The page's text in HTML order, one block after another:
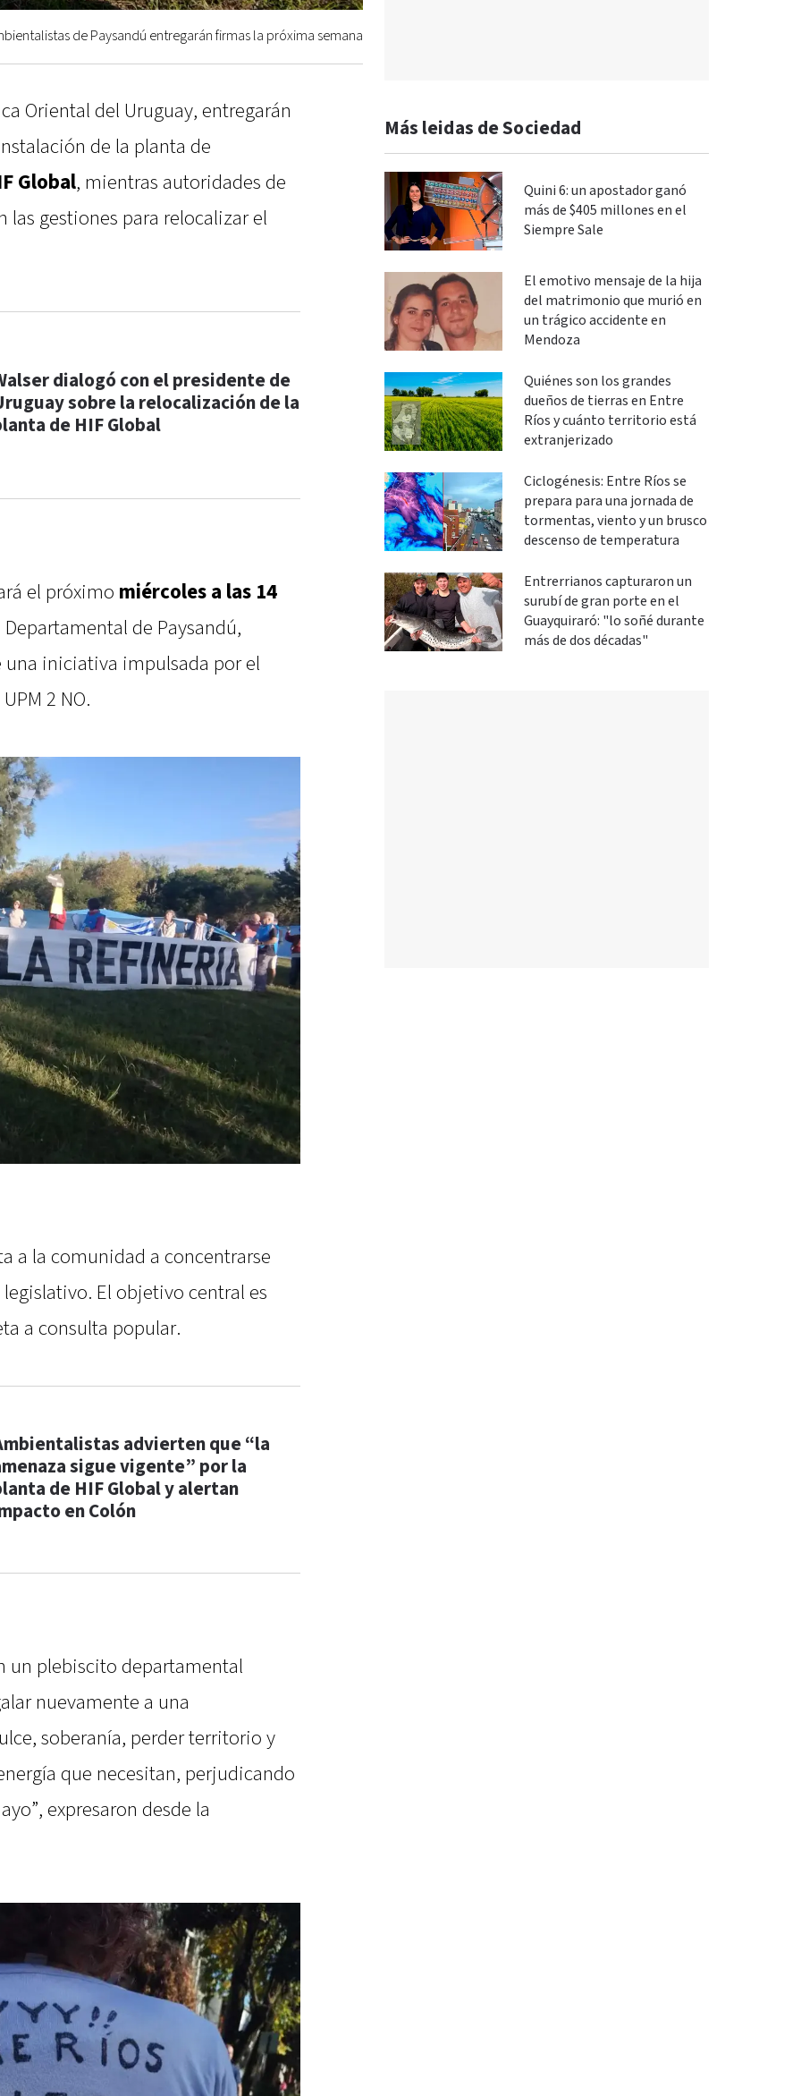
de Paysandú entregarán firmas la próxima semana
Oriental del Uruguay, entregarán
de la planta de
Global, mientras autoridades de
gestiones para relocalizar el
dialogó con el presidente de
sobre la relocalización de la
de HIF Global
el próximo miércoles a las 14
de Paysandú,
una iniciativa impulsada por el
2 NO.
a la comunidad a concentrarse
El objetivo central es
a consulta popular.
advierten que “la
sigue vigente” por la
de HIF Global y alertan
en Colón
un plebiscito departamental
nuevamente a una
soberanía, perder territorio y
que necesitan, perjudicando
expresaron desde la
Más leidas de Sociedad
Quini 6: un apostador ganó
más de $405 millones en el
Siempre Sale
El emotivo mensaje de la hija
del matrimonio que murió en
un trágico accidente en
Mendoza
Quiénes son los grandes
dueños de tierras en Entre
Ríos y cuánto territorio está
extranjerizado
Ciclogénesis: Entre Ríos se
prepara para una jornada de
tormentas, viento y un brusco
descenso de temperatura
Entrerrianos capturaron un
surubí de gran porte en el
Guayquiraró: "lo soñé durante
más de dos décadas"